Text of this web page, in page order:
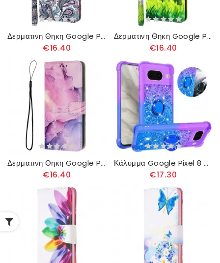
Δερματινη Θηκη Google Pixel 8 Μοτίβο Paisley Με Λουράκι
€16.40
Δερματινη Θηκη Google Pixel 8 Bamboo Panda Με Λουράκι
€16.40
Δερματινη Θηκη Google Pixel 8 Στυλ Μαρμάρινο Λουράκι
€16.40
Κάλυμμα Google Pixel 8 Glitter Ring-holder
€17.30